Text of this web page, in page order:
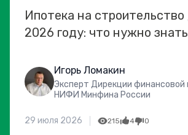
Ипотека на
2026 году: что нужно знать
Игорь Ломакин
Эксперт Дирекции финансовой
НИФИ Минфина России
29 июля 2026 215 4 0